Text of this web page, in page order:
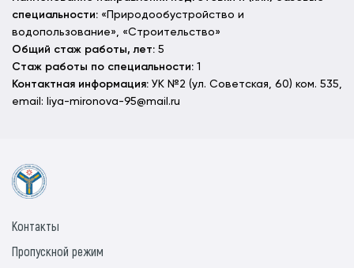
специальности: «Природообустройство и
водопользование», «Строительство»
Общий стаж работы, лет: 5
Стаж работы по специальности: 1
Контактная информация: УК №2 (ул. Советская, 60) ком. 535,
email: liya-mironova-95@mail.ru
Контакты
Пропускной режим